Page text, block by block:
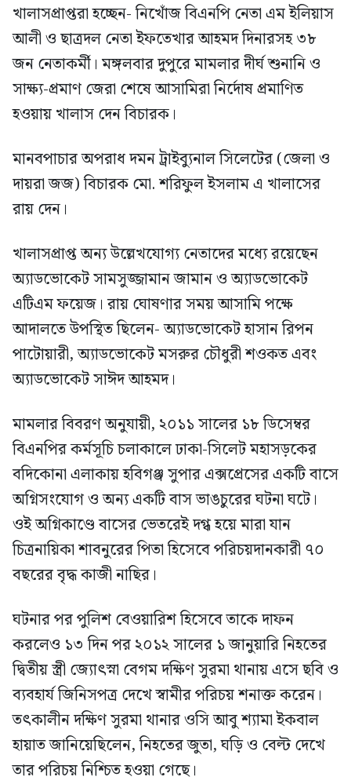
খালাসপ্রাপ্তরা হচ্ছেন- নিখোঁজ বিএনপি নেতা এম ইলিয়াস
আলী ও ছাত্রদল নেতা ইফতেখার আহমদ দিনারসহ ৩৮
জন নেতাকর্মী। মঙ্গলবার দুপুরে মামলার দীর্ঘ শুনানি ও
সাক্ষ্য-প্রমাণ জেরা শেষে আসামিরা নির্দোষ প্রমাণিত
হওয়ায় খালাস দেন বিচারক।
মানবপাচার অপরাধ দমন ট্রাইব্যুনাল সিলেটের (জেলা ও
দায়রা জজ) বিচারক মো. শরিফুল ইসলাম এ খালাসের
রায় দেন।
খালাসপ্রাপ্ত অন্য উল্লেখযোগ্য নেতাদের মধ্যে রয়েছেন
অ্যাডভোকেট সামসুজ্জামান জামান ও অ্যাডভোকেট
এটিএম ফয়েজ। রায় ঘোষণার সময় আসামি পক্ষে
আদালতে উপস্থিত ছিলেন- অ্যাডভোকেট হাসান রিপন
পাটোয়ারী, অ্যাডভোকেট মসরুর চৌধুরী শওকত এবং
অ্যাডভোকেট সাঈদ আহমদ।
মামলার বিবরণ অনুযায়ী, ২০১১ সালের ১৮ ডিসেম্বর
বিএনপির কর্মসূচি চলাকালে ঢাকা-সিলেট মহাসড়কের
বদিকোনা এলাকায় হবিগঞ্জ সুপার এক্সপ্রেসের একটি বাসে
অগ্নিসংযোগ ও অন্য একটি বাস ভাঙচুরের ঘটনা ঘটে।
ওই অগ্নিকাণ্ডে বাসের ভেতরেই দগ্ধ হয়ে মারা যান
চিত্রনায়িকা শাবনুরের পিতা হিসেবে পরিচয়দানকারী ৭০
বছরের বৃদ্ধ কাজী নাছির।
ঘটনার পর পুলিশ বেওয়ারিশ হিসেবে তাকে দাফন
করলেও ১৩ দিন পর ২০১২ সালের ১ জানুয়ারি নিহতের
দ্বিতীয় স্ত্রী জ্যোৎস্না বেগম দক্ষিণ সুরমা থানায় এসে ছবি ও
ব্যবহার্য জিনিসপত্র দেখে স্বামীর পরিচয় শনাক্ত করেন।
তৎকালীন দক্ষিণ সুরমা থানার ওসি আবু শ্যামা ইকবাল
হায়াত জানিয়েছিলেন, নিহতের জুতা, ঘড়ি ও বেল্ট দেখে
তার পরিচয় নিশ্চিত হওয়া গেছে।